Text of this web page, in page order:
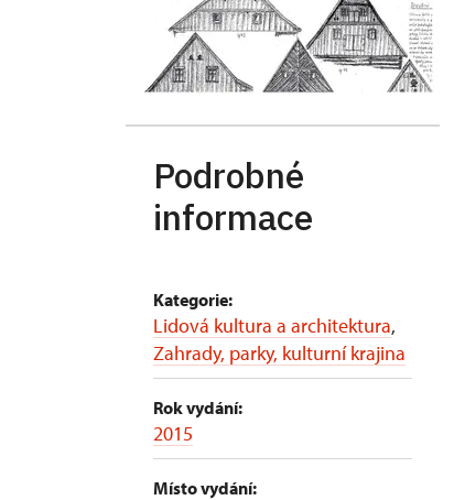
Podrobné
informace
Kategorie:
Lidová kultura a architektura,
Zahrady, parky, kulturní krajina
Rok vydání:
2015
Místo vydání: